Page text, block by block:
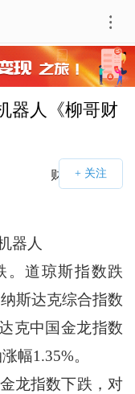
器人《柳哥财
财经号APP
器人
道琼斯指数跌
斯达克综合指数
克中国金龙指数
幅1.35%。
龙指数下跌，对